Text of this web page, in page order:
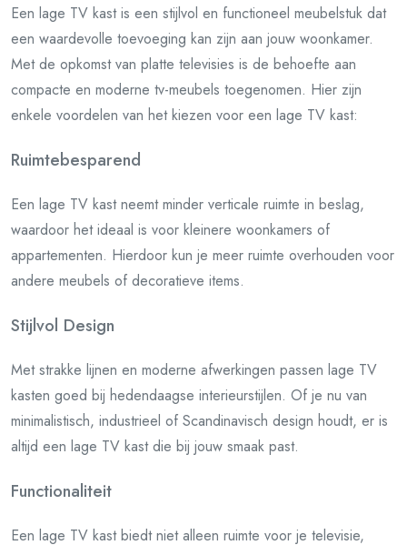
Een lage TV kast is een stijlvol en functioneel meubelstuk dat
een waardevolle toevoeging kan zijn aan jouw woonkamer.
Met de opkomst van platte televisies is de behoefte aan
compacte en moderne tv-meubels toegenomen. Hier zijn
enkele voordelen van het kiezen voor een lage TV kast:
Ruimtebesparend
Een lage TV kast neemt minder verticale ruimte in beslag,
waardoor het ideaal is voor kleinere woonkamers of
appartementen. Hierdoor kun je meer ruimte overhouden voor
andere meubels of decoratieve items.
Stijlvol Design
Met strakke lijnen en moderne afwerkingen passen lage TV
kasten goed bij hedendaagse interieurstijlen. Of je nu van
minimalistisch, industrieel of Scandinavisch design houdt, er is
altijd een lage TV kast die bij jouw smaak past.
Functionaliteit
Een lage TV kast biedt niet alleen ruimte voor je televisie,